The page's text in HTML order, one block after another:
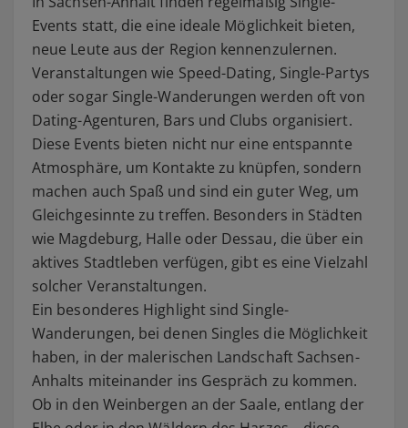
Events statt, die eine ideale Möglichkeit bieten,
neue Leute aus der Region kennenzulernen.
Veranstaltungen wie Speed-Dating, Single-Partys
oder sogar Single-Wanderungen werden oft von
Dating-Agenturen, Bars und Clubs organisiert.
Diese Events bieten nicht nur eine entspannte
Atmosphäre, um Kontakte zu knüpfen, sondern
machen auch Spaß und sind ein guter Weg, um
Gleichgesinnte zu treffen. Besonders in Städten
wie Magdeburg, Halle oder Dessau, die über ein
aktives Stadtleben verfügen, gibt es eine Vielzahl
solcher Veranstaltungen.
Ein besonderes Highlight sind Single-
Wanderungen, bei denen Singles die Möglichkeit
haben, in der malerischen Landschaft Sachsen-
Anhalts miteinander ins Gespräch zu kommen.
Ob in den Weinbergen an der Saale, entlang der